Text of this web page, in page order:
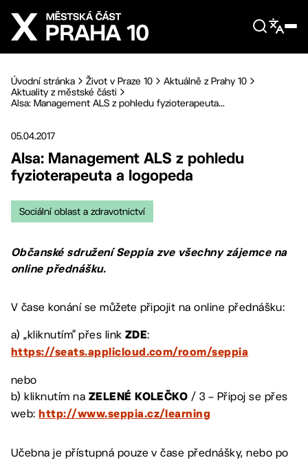
Přejít na hlavní obsah
Úvodní stránka Život v Praze 10
Aktuálně z Prahy 10
Aktuality z městské části
Alsa: Management ALS z pohledu fyzioterapeuta...
05.04.2017
Alsa: Management ALS z pohledu
fyzioterapeuta a logopeda
Sociální oblast a zdravotnictví
Občanské sdružení Seppia zve všechny zájemce na
online přednášku.
V čase konání se můžete připojit na online přednášku:
a) „kliknutím“ přes link ZDE:
https://seats.applicloud.com/room/seppia
nebo
b) kliknutím na ZELENÉ KOLEČKO / 3 – Připoj se přes
web:http://www.seppia.cz/learning
Učebna je přístupná pouze v čase přednášky, nebo po